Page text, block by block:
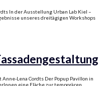
In der Ausstellung Urban Lab Kiel –
unseres dreitägigen Workshops
Lena Cordts Der Popup Pavillon in
eine Fläche zur temporären